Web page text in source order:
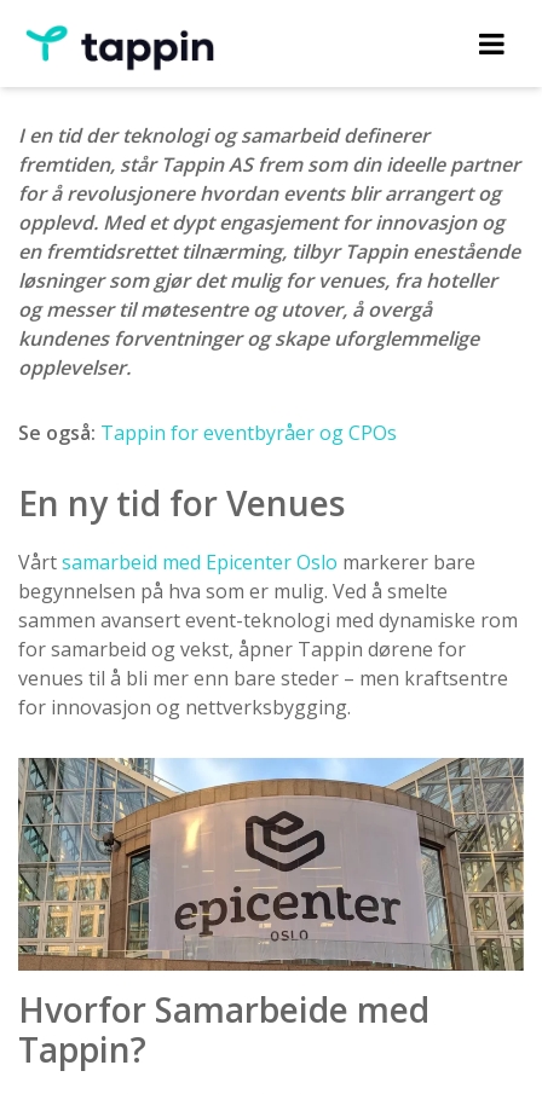
I en tid der teknologi og samarbeid definerer
fremtiden, står Tappin AS frem som din ideelle partner
for å revolusjonere hvordan events blir arrangert og
opplevd. Med et dypt engasjement for innovasjon og
en fremtidsrettet tilnærming, tilbyr Tappin enestående
løsninger som gjør det mulig for venues, fra hoteller
og messer til møtesentre og utover, å overgå
kundenes forventninger og skape uforglemmelige
opplevelser.
Se også: Tappin for eventbyråer og CPOs
En ny tid for Venues
Vårtsamarbeid med Epicenter Oslo markerer bare
begynnelsen på hva som er mulig. Ved å smelte
sammen avansert event-teknologi med dynamiske rom
for samarbeid og vekst, åpner Tappin dørene for
venues til å bli mer enn bare steder – men kraftsentre
for innovasjon og nettverksbygging.
Hvorfor Samarbeide med
Tappin?